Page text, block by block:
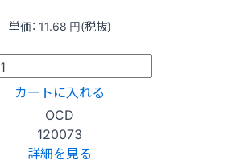
単価： 11.68 円(税抜)
カートに入れる
OCD
120073
詳細を見る